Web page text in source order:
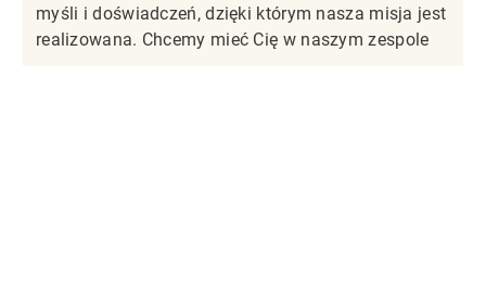
myśli i doświadczeń, dzięki którym nasza misja jest
realizowana. Chcemy mieć Cię w naszym zespole